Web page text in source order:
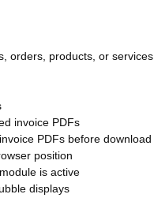
orders, products, or services
invoice PDFs
PDFs before download
position
is active
displays